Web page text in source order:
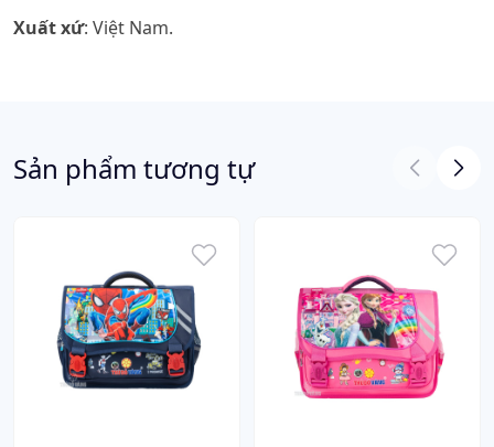
Xuất xứ: Việt Nam.
Sản phẩm tương tự